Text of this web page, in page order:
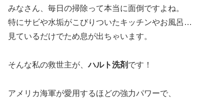
みなさん、毎日の掃除って本当に面倒ですよね。
特にサビや水垢がこびりついたキッチンやお風呂…
見ているだけでため息が出ちゃいます。
そんな私の救世主が、ハルト洗剤 です！
アメリカ海軍が愛用するほどの強力パワーで、